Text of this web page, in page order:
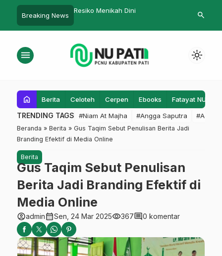
Breaking News
Puasa dari Godaan Hiburan
Resep
search
menu light_mode
home Berita Celoteh Cerpen Ebooks Fatayat NU
TRENDING TAGS #Niam At Majha #Angga Saputra #Admin
Beranda » Berita » Gus Taqim Sebut Penulisan Berita Jadi
Branding Efektif di Media Online
Berita
Gus Taqim Sebut Penulisan
Berita Jadi Branding Efektif di
Media Online
account_circleadmincalendar_monthSen, 24 Mar 2025visibility367comment0 komentar